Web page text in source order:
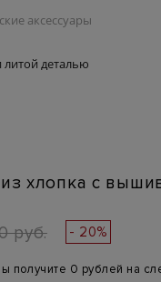
аксессуары
деталью
хлопка с
руб. - 20%
получите 0 рублей на